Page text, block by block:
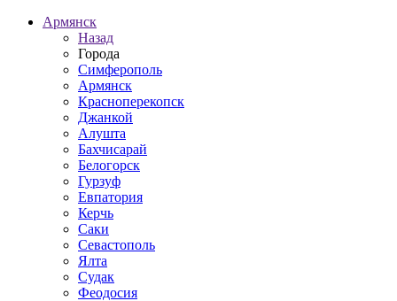
Армянск
Назад
Города
Симферополь
Армянск
Красноперекопск
Джанкой
Алушта
Бахчисарай
Белогорск
Гурзуф
Евпатория
Керчь
Саки
Севастополь
Ялта
Судак
Феодосия